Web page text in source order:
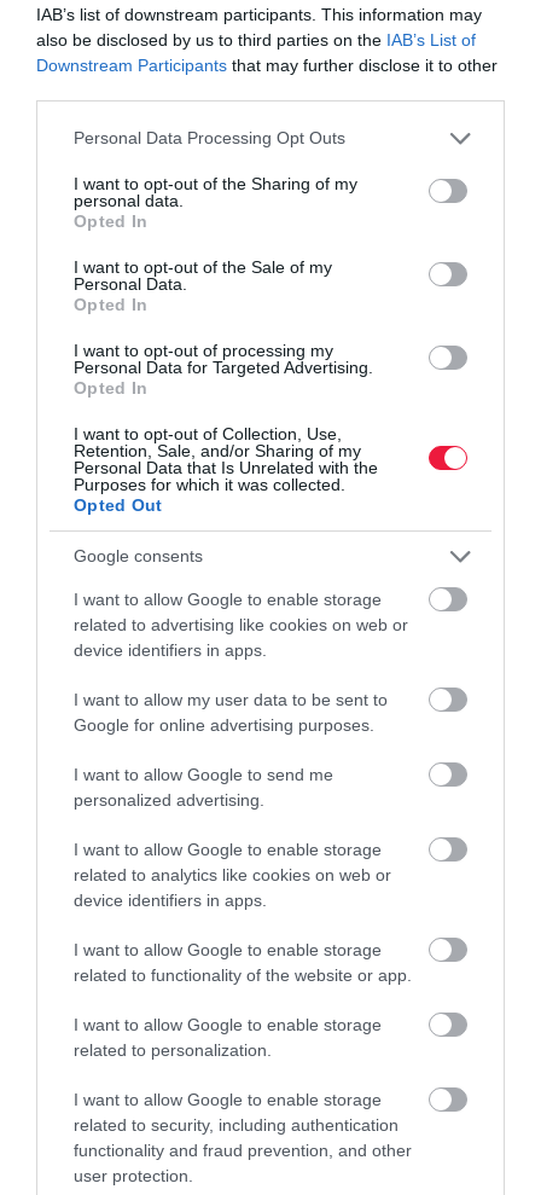
IAB’s list of downstream participants. This information may
also be disclosed by us to third parties on the IAB’s List of
Downstream Participants that may further disclose it to other
Please note that this website/app uses one or more Google
not limited to your visit or usage behaviour. You may click to
grant or deny consent to Google and its third-party tags to
use your data for below specified purposes in below Google
consent section.
Personal Data Processing Opt Outs
I want to opt-out of the Sharing of my
personal data.
Opted In
I want to opt-out of the Sale of my
Personal Data.
Opted In
I want to opt-out of processing my
Personal Data for Targeted Advertising.
Opted In
I want to opt-out of Collection, Use,
Retention, Sale, and/or Sharing of my
Personal Data that Is Unrelated with the
Purposes for which it was collected.
Opted Out
Google consents
I want to allow Google to enable storage
related to advertising like cookies on web or
device identifiers in apps.
I want to allow my user data to be sent to
Google for online advertising purposes.
I want to allow Google to send me
personalized advertising.
I want to allow Google to enable storage
related to analytics like cookies on web or
device identifiers in apps.
I want to allow Google to enable storage
related to functionality of the website or app.
I want to allow Google to enable storage
related to personalization.
I want to allow Google to enable storage
related to security, including authentication
functionality and fraud prevention, and other
user protection.
FORINT
Így kalkulálj, ha ma vennél eurót a pénzváltóknál
Gyengült reggelre a forint a főbb devizákkal szemben a szerda
délutáni jegyzéséhez képest a nemzetközi
devizakereskedelemben. Ha ma vennél például eurót
vésztartaléknak, dugipénznek a külföldi…
FORINT